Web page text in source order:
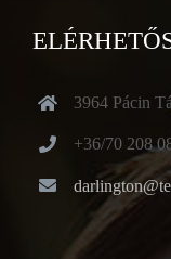
3964 Pácin
+36/70 208